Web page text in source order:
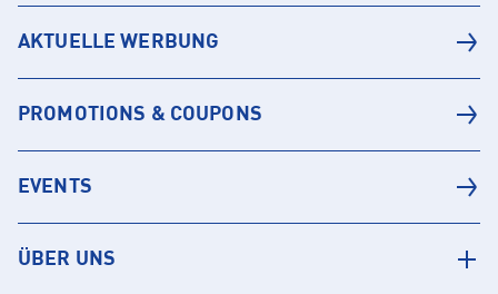
AKTUELLE WERBUNG
PROMOTIONS & COUPONS
EVENTS
ÜBER UNS